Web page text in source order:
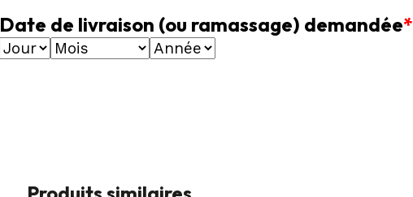
*
Date de livraison (ou ramassage) demandée